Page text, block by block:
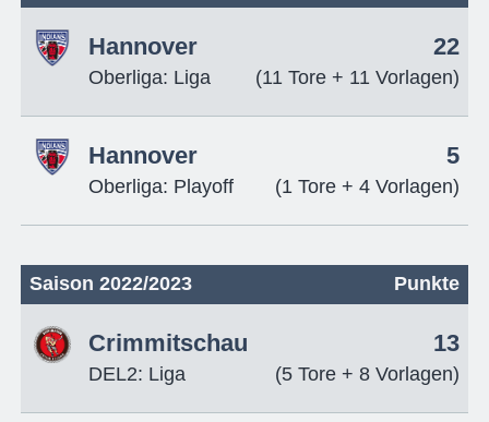
Hannover
Oberliga: Liga
22
(11 Tore + 11 Vorlagen)
Hannover
Oberliga: Playoff
5
(1 Tore + 4 Vorlagen)
Saison 2022/2023 Punkte
Crimmitschau
DEL2: Liga
13
(5 Tore + 8 Vorlagen)